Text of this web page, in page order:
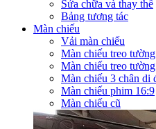
Sửa chữa và thay thế
Bảng tương tác
Màn chiếu
Vải màn chiếu
Màn chiếu treo
Màn chiếu treo
Màn chiếu 3 chân di
Màn chiếu phim 16:9
Màn chiếu cũ